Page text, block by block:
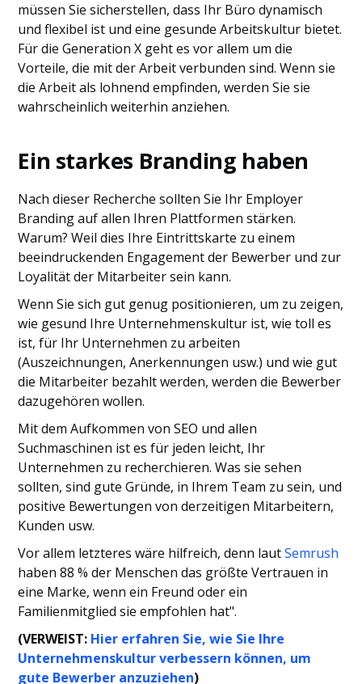
müssen Sie sicherstellen, dass Ihr Büro dynamisch
und flexibel ist und eine gesunde Arbeitskultur bietet.
Für die Generation X geht es vor allem um die
Vorteile, die mit der Arbeit verbunden sind. Wenn sie
die Arbeit als lohnend empfinden, werden Sie sie
wahrscheinlich weiterhin anziehen.
Ein starkes Branding haben
Nach dieser Recherche sollten Sie Ihr Employer
Branding auf allen Ihren Plattformen stärken.
Warum? Weil dies Ihre Eintrittskarte zu einem
beeindruckenden Engagement der Bewerber und zur
Loyalität der Mitarbeiter sein kann.
Wenn Sie sich gut genug positionieren, um zu zeigen,
wie gesund Ihre Unternehmenskultur ist, wie toll es
ist, für Ihr Unternehmen zu arbeiten
(Auszeichnungen, Anerkennungen usw.) und wie gut
die Mitarbeiter bezahlt werden, werden die Bewerber
dazugehören wollen.
Mit dem Aufkommen von SEO und allen
Suchmaschinen ist es für jeden leicht, Ihr
Unternehmen zu recherchieren. Was sie sehen
sollten, sind gute Gründe, in Ihrem Team zu sein, und
positive Bewertungen von derzeitigen Mitarbeitern,
Kunden usw.
Vor allem letzteres wäre hilfreich, denn lautSemrush
haben 88 % der Menschen das größte Vertrauen in
eine Marke, wenn ein Freund oder ein
Familienmitglied sie empfohlen hat".
(VERWEIST: Hier erfahren Sie, wie Sie Ihre
Unternehmenskultur verbessern können, um
gute Bewerber anzuziehen)